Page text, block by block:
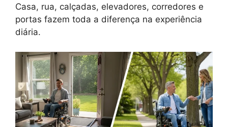
Casa, rua, calçadas, elevadores, corredores e
portas fazem toda a diferença na experiência
diária.